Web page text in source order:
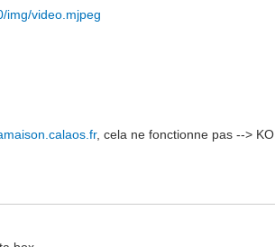
img/video.mjpeg
, cela ne fonctionne pas --> KO